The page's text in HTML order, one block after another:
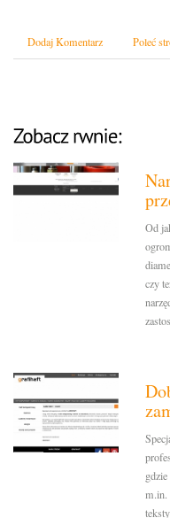
Dodaj Komentarz Poleć
Od
czy
m.in.